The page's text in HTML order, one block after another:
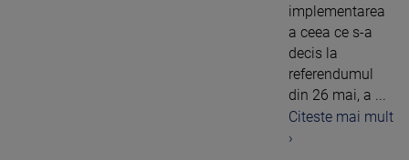
implementarea
a ceea ce s-a
decis la
referendumul
din 26 mai, a ...
Citeste mai mult
›